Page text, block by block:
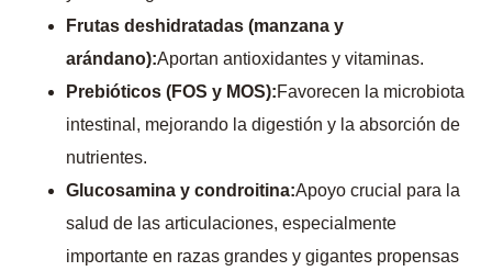
Frutas deshidratadas (manzana y
arándano):Aportan antioxidantes y vitaminas.
Prebióticos (FOS y MOS):Favorecen la microbiota
intestinal, mejorando la digestión y la absorción de
nutrientes.
Glucosamina y condroitina:Apoyo crucial para la
salud de las articulaciones, especialmente
importante en razas grandes y gigantes propensas